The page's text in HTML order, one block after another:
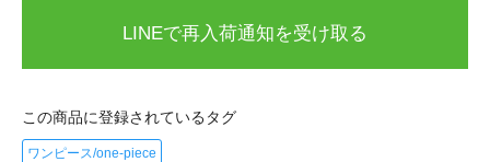
LINEで再入荷通知を受け取る
この商品に登録されているタグ
ワンピース/one-piece